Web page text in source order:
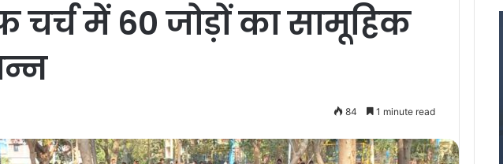
में 60 जोड़ों का सामूहिक
84 1 minute read